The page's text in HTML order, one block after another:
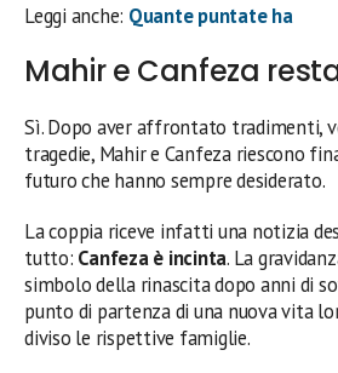
Leggi anche: Quante puntate ha
Mahir e Canfeza
Sì. Dopo aver affrontato tradimenti,
tragedie, Mahir e Canfeza riescono
futuro che hanno sempre desiderato.
La coppia riceve infatti una notizia
tutto: Canfeza è incinta. La
simbolo della rinascita dopo anni di
punto di partenza di una nuova vita
diviso le rispettive famiglie.